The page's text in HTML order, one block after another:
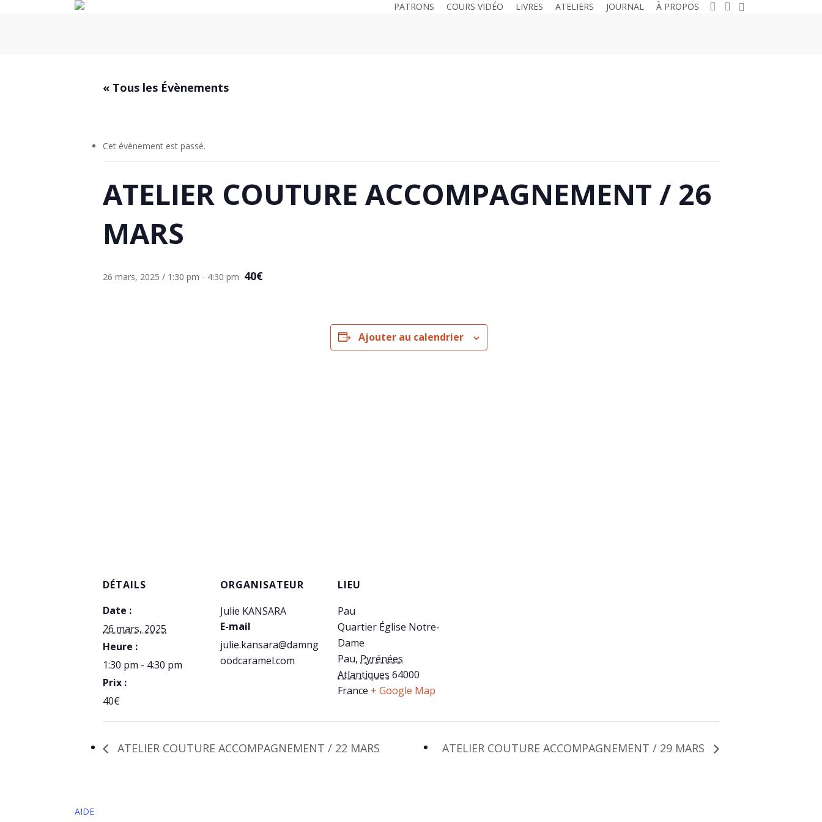
PATRONS COURS VIDÉO LIVRES ATELIERS JOURNAL À PROPOS searchaccount
« Tous les Évènements
Cet évènement est passé.
ATELIER COUTURE ACCOMPAGNEMENT / 26
MARS
26 mars, 2025 / 1:30 pm - 4:30 pm 40€
Ajouter au calendrier
DÉTAILS
Date :
26 mars, 2025
Heure :
1:30 pm - 4:30 pm
Prix :
40€
ORGANISATEUR
Julie KANSARA
E-mail
julie.kansara@damng
oodcaramel.com
LIEU
Pau
Quartier Église Notre-
Dame
Pau, Pyrénées
Atlantiques 64000
France + Google Map
ATELIER COUTURE ACCOMPAGNEMENT / 22 MARS ATELIER COUTURE ACCOMPAGNEMENT / 29 MARS
AIDE